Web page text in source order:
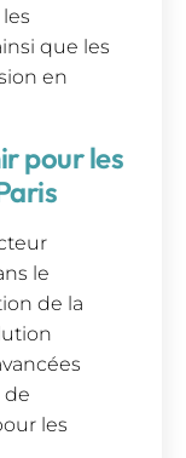
que les
en
pour les
le
de la
de
les